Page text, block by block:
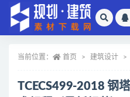
当前位置： 首页 建筑设计
TCECS499-2018 钢
全部